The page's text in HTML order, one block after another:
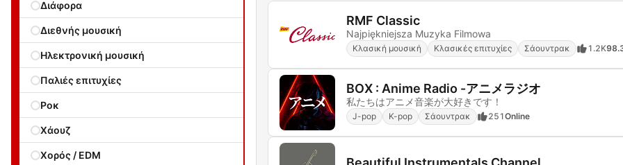
Διάφορα
Διεθνής μουσική
Ηλεκτρονική μουσική
Παλιές επιτυχίες
Ροκ
Χάουζ
Χορός / EDM
RMF Classic
Najpiękniejsza Muzyka Filmowa
Κλασική μουσική Κλασικές επιτυχίες Σάουντρακ 1.2K
BOX : Anime Radio -アニメラジオ
私たちはアニメ音楽が大好きです！
J-pop K-pop Σάουντρακ 251Online